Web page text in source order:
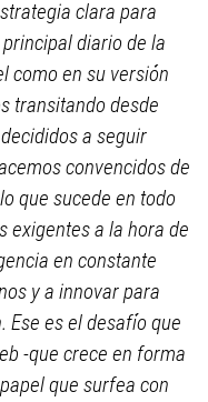
clara para
diario de la
como en su versión
transitando desde
a seguir
convencidos de
que sucede en todo
exigentes a la hora de
en constante
y a innovar para
Ese es el desafío que
-que crece en forma
que surfea con